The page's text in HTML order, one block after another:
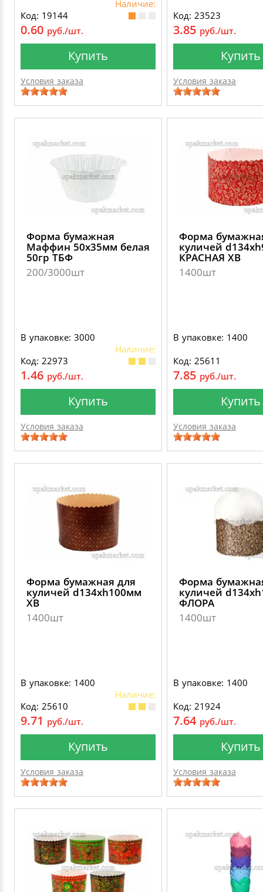
Наличие:
Код: 19144
0.60 руб./шт.
Купить
Условия заказа
Код: 23523
3.85 руб./шт.
Купить
Условия заказа
Форма бумажная
Маффин 50х35мм белая
50гр ТБФ
200/3000шт
В упаковке: 3000
Наличие:
Код: 22973
1.46 руб./шт.
Купить
Условия заказа
Форма
куличей
КРАСНАЯ ХВ
1400шт
В упаковке: 1400
Код: 25611
7.85 руб./шт.
Купить
Условия заказа
Форма бумажная для
куличей d134хh100мм
ХВ
1400шт
В упаковке: 1400
Наличие:
Код: 25610
9.71 руб./шт.
Купить
Условия заказа
Форма
куличей
ФЛОРА
1400шт
В упаковке: 1400
Код: 21924
7.64 руб./шт.
Купить
Условия заказа